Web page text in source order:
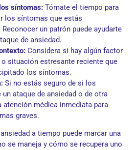
síntomas: Tómate el tiempo para
los síntomas que estás
un patrón puede ayudarte
de ansiedad.
Considera si hay algún factor
o situación estresante reciente que
los síntomas.
Si no estás seguro de si los
ataque de ansiedad o de otra
atención médica inmediata para
graves.
a tiempo puede marcar una
se maneja y cómo se recupera uno